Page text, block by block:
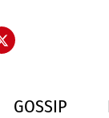
GOSSIP